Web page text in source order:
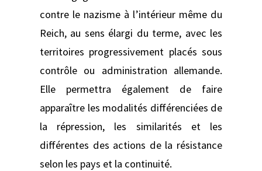
contre le nazisme à l’intérieur même du
Reich, au sens élargi du terme, avec les
territoires progressivement placés sous
contrôle ou administration allemande.
Elle permettra également de faire
apparaître les modalités différenciées de
la répression, les similarités et les
différentes des actions de la résistance
selon les pays et la continuité.